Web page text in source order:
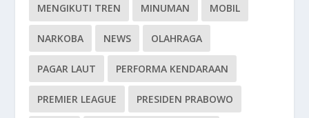
MENGIKUTI TREN MINUMAN MOBIL
NARKOBA NEWS OLAHRAGA
PAGAR LAUT PERFORMA KENDARAAN
PREMIER LEAGUE PRESIDEN PRABOWO